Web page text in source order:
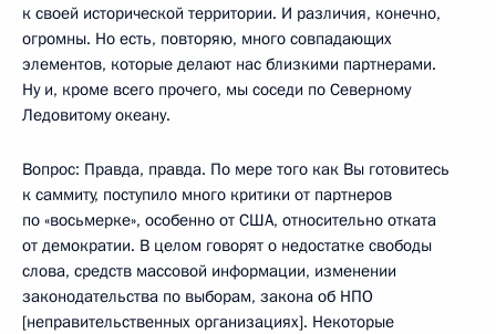
к своей исторической территории. И различия, конечно,
огромны. Но есть, повторяю, много совпадающих
элементов, которые делают нас близкими партнерами.
Ну и, кроме всего прочего, мы соседи по Северному
Ледовитому океану.
Вопрос: Правда, правда. По мере того как Вы готовитесь
к саммиту, поступило много критики от партнеров
по «восьмерке», особенно от США, относительно отката
от демократии. В целом говорят о недостатке свободы
слова, средств массовой информации, изменении
законодательства по выборам, закона об НПО
[неправительственных организациях]. Некоторые